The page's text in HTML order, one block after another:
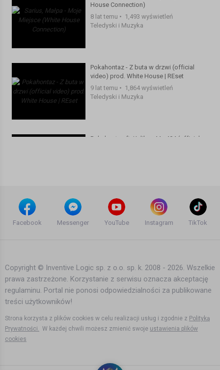
House Connection)
8 lat temu • 1,493 wyświetleń
Teledyski i Muzyka
Pokahontaz - Z buta w drzwi (official
video) prod. White House | REset
9 lat temu • 1,864 wyświetleń
Teledyski i Muzyka
Pokahontaz ft. Kaliber 44 - 404 (official
Pokahontaz ft. Kaliber 44 - 404 (official
video) prod. White House skr. DJ
Miss Monique - Mind Games Podcast
059 (Live, Radio Intense 07.09.2016) //
Club Mix | Jackin' & UK House Music |
Facebook Messenger YouTube Instagram TikTok
Copyright © Inventive Logic sp. z o.o. sp. k. 2008 - 2026. Wszelkie
prawa zastrzeżone. Korzystanie z serwisu oznacza akceptację
regulaminu. Portal nie ponosi odpowiedzialności za publikowane
treści użytkowników!
Strona korzysta z plików cookies w celu realizacji usług i zgodnie z Polityką
Prywatności. W każdej chwili możesz zmienić swoje ustawienia plików
cookies